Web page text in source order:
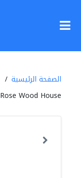
الصفحة الرئيسية
Rose Wood House